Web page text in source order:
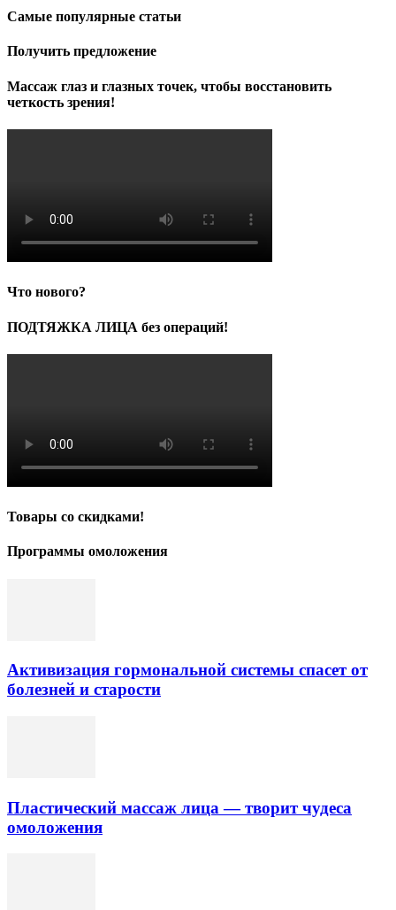
Самые популярные статьи
Получить предложение
Массаж глаз и глазных точек, чтобы восстановить
четкость зрения!
Что нового?
ПОДТЯЖКА ЛИЦА без операций!
Товары со скидками!
Программы омоложения
Активизация гормональной системы спасет от
болезней и старости
Пластический массаж лица — творит чудеса
омоложения